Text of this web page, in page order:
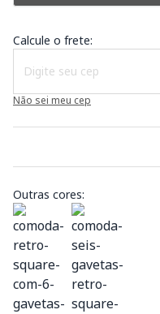
Calcule o frete:
Não sei meu cep
Outras cores: